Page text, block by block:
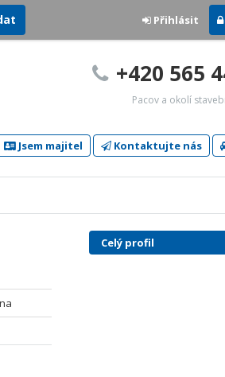
Přihlásit
+420 565
Pacov a okolí
Jsem majitel Kontaktujte nás
Celý profil